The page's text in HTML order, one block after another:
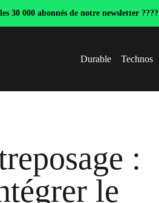
30 000 abonnés de notre newsletter ????
Durable Technos
:
le